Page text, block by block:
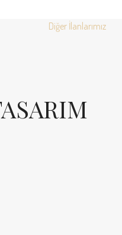
Diğer İlanlarımız